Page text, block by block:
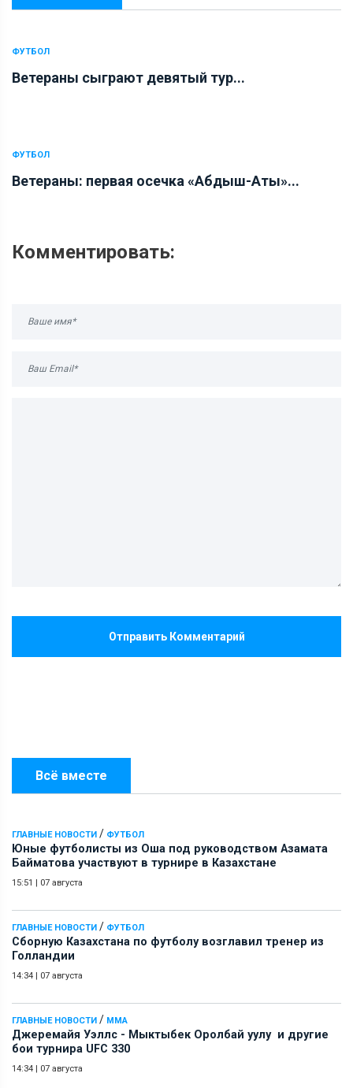
Всё вместе
ГЛАВНЫЕ НОВОСТИ / ФУТБОЛ
Юные футболисты из Оша под руководством Азамата
Байматова участвуют в турнире в Казахстане
15:51 | 07 августа
ГЛАВНЫЕ НОВОСТИ / ФУТБОЛ
Сборную Казахстана по футболу возглавил тренер из
Голландии
14:34 | 07 августа
ГЛАВНЫЕ НОВОСТИ / ММА
Джеремайя Уэллс - Мыктыбек Оролбай уулу и другие
бои турнира UFC 330
14:34 | 07 августа
ФУТБОЛ
Ветераны сыграют девятый тур...
ФУТБОЛ
Ветераны: первая осечка «Абдыш-Аты»...
Комментировать:
Отправить Комментарий